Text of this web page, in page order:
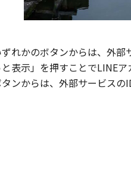
れかのボタンからは、外部
と表示」を押すことでLINE
ンからは、外部サービスの